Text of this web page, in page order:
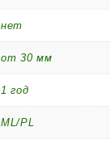
нет
от 30 мм
1 год
ML/PL